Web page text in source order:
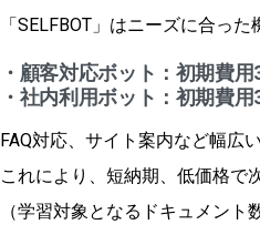
「SELFBOT」はニーズに合っ
・ 顧客対応ボット：初期費
・社内利用ボット： 初期費用
FAQ対応、サイト案内など幅広
これにより、短納期、低価格で
（学習対象となるドキュメン